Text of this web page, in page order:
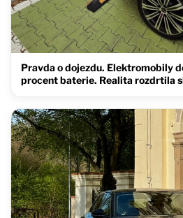
Pravda o dojezdu. Elektromobily
procent baterie. Realita rozdrtila